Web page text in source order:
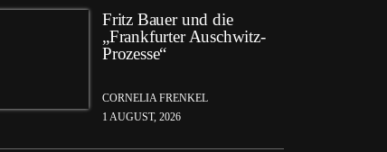
Fritz Bauer und die
„Frankfurter Auschwitz-
Prozesse“
CORNELIA FRENKEL
1 AUGUST, 2026